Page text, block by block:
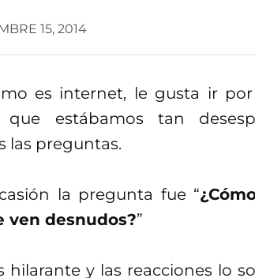
15, 2014
es internet, le gusta ir
que estábamos tan
las preguntas.
la pregunta fue “
ven desnudos?”
hilarante y las reacciones lo